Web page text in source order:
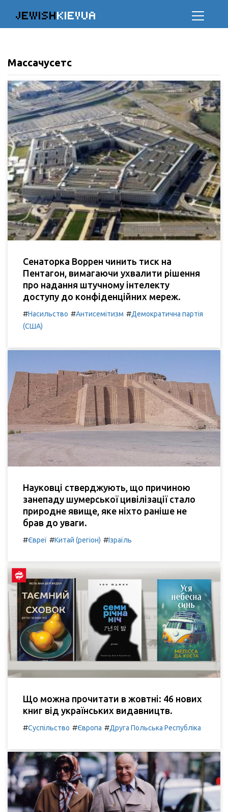
JEWISHKIEVUA
Массачусетс
Сенаторка Воррен чинить тиск на
Пентагон, вимагаючи ухвалити рішення
про надання штучному інтелекту
доступу до конфіденційних мереж.
#Насильство #Антисемітизм #Демократична партія
(США)
Науковці стверджують, що причиною
занепаду шумерської цивілізації стало
природне явище, яке ніхто раніше не
брав до уваги.
#Євреї #Китай (регіон) #Ізраїль
Що можна прочитати в жовтні: 46 нових
книг від українських видавництв.
#Суспільство #Європа #Друга Польська Республіка